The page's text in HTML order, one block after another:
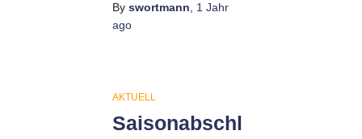
By swortmann
1 Jahr
ago
AKTUELL
Saisonabschl